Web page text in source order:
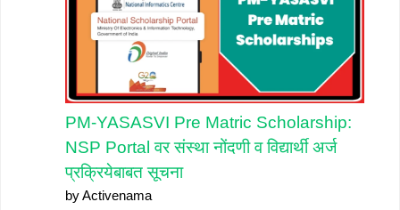
PM-YASASVI Pre Matric Scholarship:
NSP Portal वर संस्था नोंदणी व विद्यार्थी अर्ज
प्रक्रियेबाबत सूचना
by Activenama